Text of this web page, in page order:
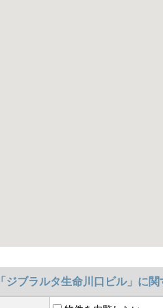
「ジブラルタ生命川口ビル」に